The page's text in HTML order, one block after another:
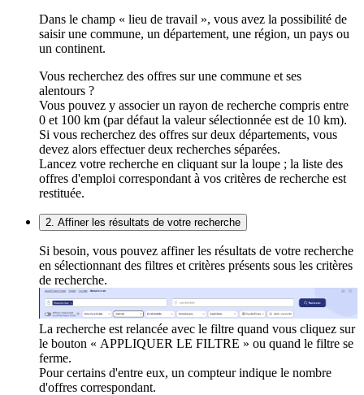
Dans le champ « lieu de travail », vous avez la possibilité de
saisir une commune, un département, une région, un pays ou
un continent.
Vous recherchez des offres sur une commune et ses
alentours ?
Vous pouvez y associer un rayon de recherche compris entre
0 et 100 km (par défaut la valeur sélectionnée est de 10 km).
Si vous recherchez des offres sur deux départements, vous
devez alors effectuer deux recherches séparées.
Lancez votre recherche en cliquant sur la loupe ; la liste des
offres d'emploi correspondant à vos critères de recherche est
restituée.
2. Affiner les résultats de votre recherche
Si besoin, vous pouvez affiner les résultats de votre recherche
en sélectionnant des filtres et critères présents sous les critères
de recherche.
La recherche est relancée avec le filtre quand vous cliquez sur
le bouton « APPLIQUER LE FILTRE » ou quand le filtre se
ferme.
Pour certains d'entre eux, un compteur indique le nombre
d'offres correspondant.